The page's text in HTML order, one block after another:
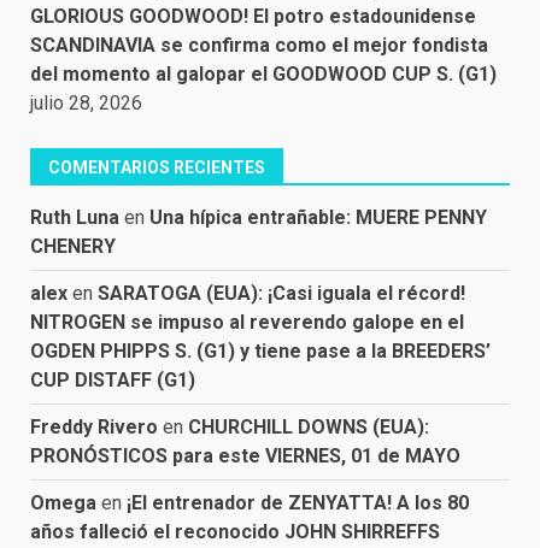
GLORIOUS GOODWOOD! El potro estadounidense
SCANDINAVIA se confirma como el mejor fondista
del momento al galopar el GOODWOOD CUP S. (G1)
julio 28, 2026
COMENTARIOS RECIENTES
Ruth Luna en Una hípica entrañable: MUERE PENNY
CHENERY
alex en SARATOGA (EUA): ¡Casi iguala el récord!
NITROGEN se impuso al reverendo galope en el
OGDEN PHIPPS S. (G1) y tiene pase a la BREEDERS’
CUP DISTAFF (G1)
Freddy Rivero en CHURCHILL DOWNS (EUA):
PRONÓSTICOS para este VIERNES, 01 de MAYO
Omega en ¡El entrenador de ZENYATTA! A los 80
años falleció el reconocido JOHN SHIRREFFS